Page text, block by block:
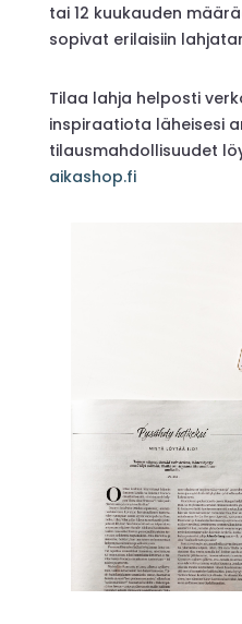
tai 12 kuukauden
sopivat erilaisiin
Tilaa lahja helposti
inspiraatiota läheisesi
tilausmahdollisuudet
aikashop.fi